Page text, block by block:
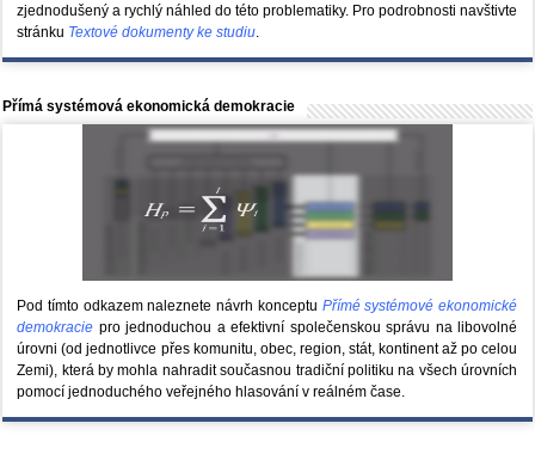
zjednodušený a rychlý náhled do této problematiky. Pro podrobnosti navštivte
stránku Textové dokumenty ke studiu.
Přímá systémová ekonomická demokracie
Pod tímto odkazem naleznete návrh konceptu Přímé systémové ekonomické
demokracie pro jednoduchou a efektivní společenskou správu na libovolné
úrovni (od jednotlivce přes komunitu, obec, region, stát, kontinent až po celou
Zemi), která by mohla nahradit současnou tradiční politiku na všech úrovních
pomocí jednoduchého veřejného hlasování v reálném čase.